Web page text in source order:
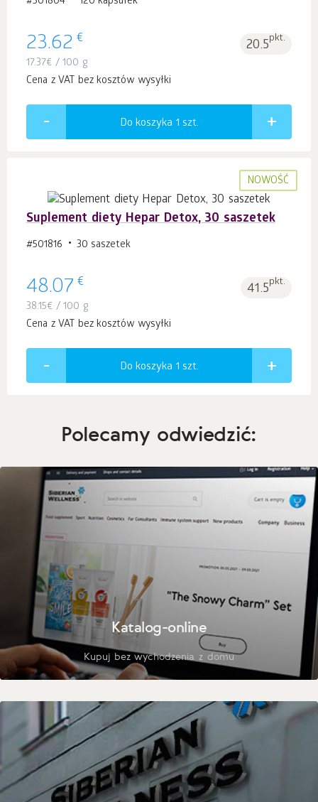
23.62 € 20.5pkt.
17.37€ / 100 g
Cena z VAT bez kosztów wysyłki
Do koszyka 1 szt.
NOWOŚĆ
Suplement diety Hepar Detox, 30 saszetek
#501816 30 saszetek
48.07 € 41.5pkt.
38.15€ / 100 g
Cena z VAT bez kosztów wysyłki
Do koszyka 1 szt.
Polecamy odwiedzić:
Katalog-online
Kupuj bez wychodzenia z domu